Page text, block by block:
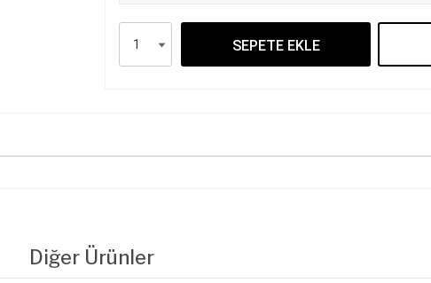
SEPETE EKLE
Diğer Ürünler